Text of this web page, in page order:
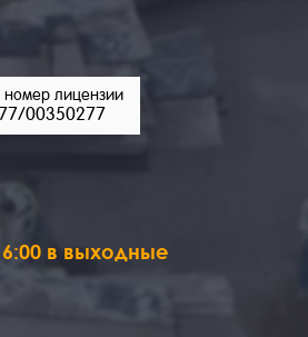
номер лицензии
00350277
в выходные